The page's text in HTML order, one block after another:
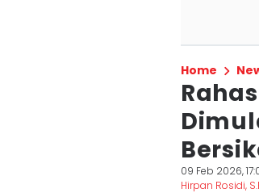
Home
09 Feb 2026,
Hirpan Rosidi,